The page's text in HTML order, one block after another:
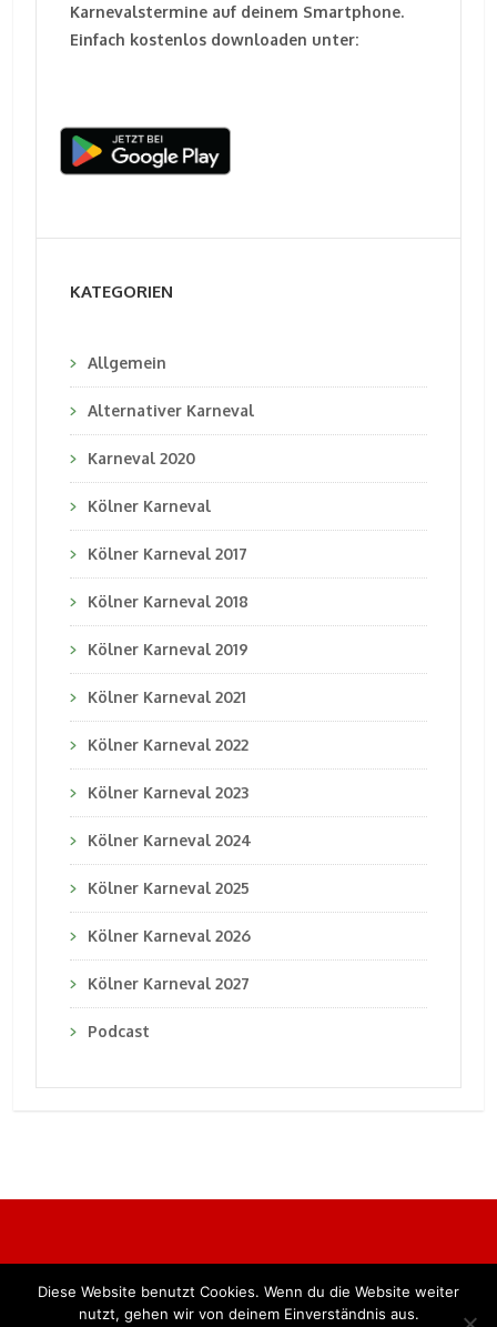
Karnevalstermine auf deinem Smartphone.
Einfach kostenlos downloaden unter:
KATEGORIEN
Allgemein
Alternativer Karneval
Karneval 2020
Kölner Karneval
Kölner Karneval 2017
Kölner Karneval 2018
Kölner Karneval 2019
Kölner Karneval 2021
Kölner Karneval 2022
Kölner Karneval 2023
Kölner Karneval 2024
Kölner Karneval 2025
Kölner Karneval 2026
Kölner Karneval 2027
Podcast
Alle Rechte vorbehalten. BKB Verlag GmbH
Diese Website benutzt Cookies. Wenn du die Website weiter
nutzt, gehen wir von deinem Einverständnis aus.